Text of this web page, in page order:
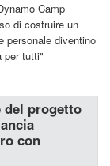
Camp
di costruire un
personale diventino
per tutti"
del progetto
con